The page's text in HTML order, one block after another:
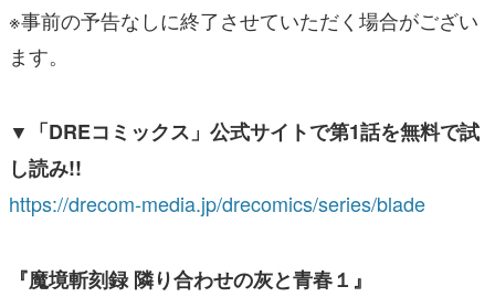
※事前の予告なしに終了させていただく場合がござい
ます。
▼「DREコミックス」公式サイトで第1話を無料で試
し読み!!
https://drecom-media.jp/drecomics/series/blade
『魔境斬刻録 隣り合わせの灰と青春１』